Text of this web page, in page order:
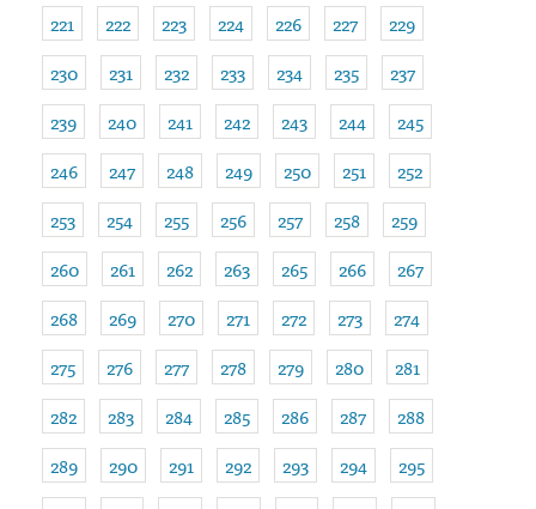
221
222 223 224 226 227
229
230
231 232 233 234 235
237
239
240 241 242 243 244
245
246
247 248 249 250 251
252
253
254 255 256 257 258
259
260
261 262 263 265 266
267
268
269 270 271 272 273
274
275
276 277 278 279 280
281
282
283 284 285 286 287
288
289
290 291 292 293 294
295